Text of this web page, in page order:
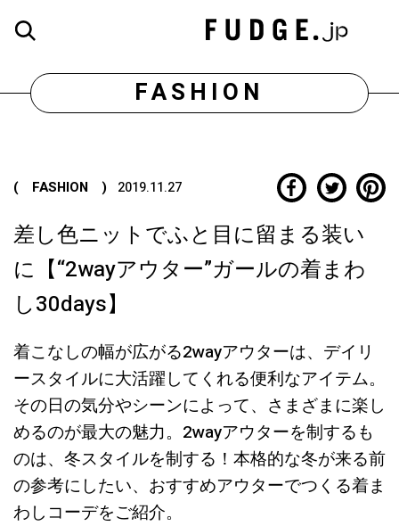
FASHION
( FASHION ) 2019.11.27
差し色ニットでふと目に留まる装い
に【“2wayアウター”ガールの着まわ
し30days】
着こなしの幅が広がる2wayアウターは、デイリ
ースタイルに大活躍してくれる便利なアイテム。
その日の気分やシーンによって、さまざまに楽し
めるのが最大の魅力。2wayアウターを制するも
のは、冬スタイルを制する！本格的な冬が来る前
の参考にしたい、おすすめアウターでつくる着ま
わしコーデをご紹介。